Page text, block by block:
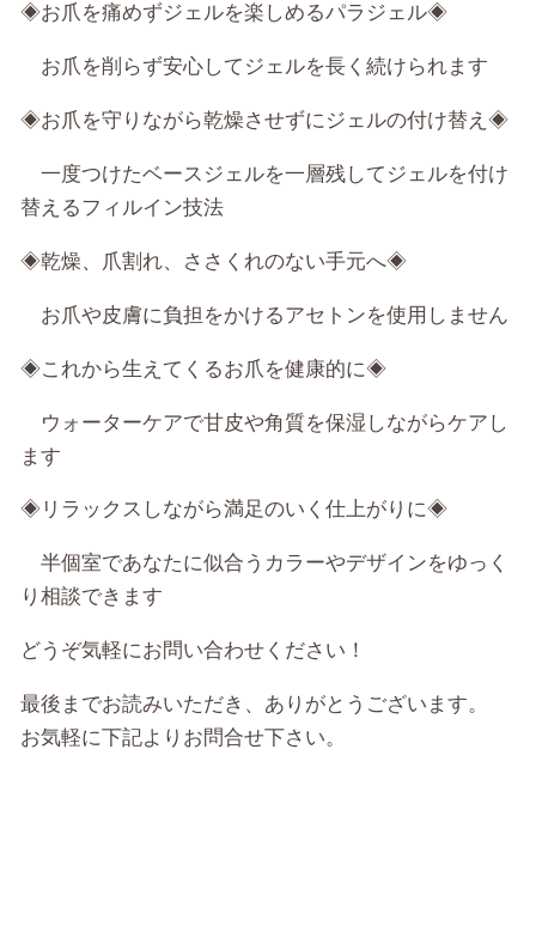
◈お爪を痛めずジェルを楽しめるパラジェル◈
お爪を削らず安心してジェルを長く続けられます
◈お爪を守りながら乾燥させずにジェルの付け替え◈
一度つけたベースジェルを一層残してジェルを付け
替えるフィルイン技法
◈乾燥、爪割れ、ささくれのない手元へ◈
お爪や皮膚に負担をかけるアセトンを使用しません
◈これから生えてくるお爪を健康的に◈
ウォーターケアで甘皮や角質を保湿しながらケアし
ます
◈リラックスしながら満足のいく仕上がりに◈
半個室であなたに似合うカラーやデザインをゆっく
り相談できます
どうぞ気軽にお問い合わせください！
最後までお読みいただき、ありがとうございます。
お気軽に下記よりお問合せ下さい。